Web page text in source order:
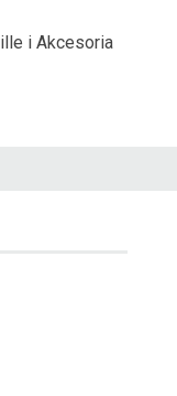
i Akcesoria